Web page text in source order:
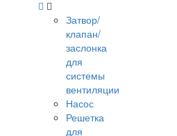
Затвор/
клапан/
заслонка
для
системы
вентиляции
Насос
Решетка
для